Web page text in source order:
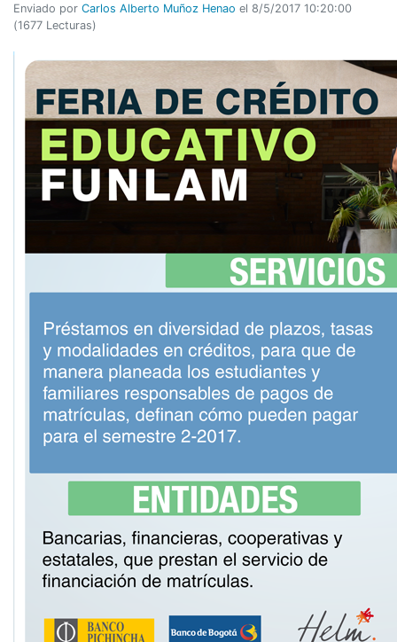
Enviado por Carlos Alberto Muñoz Henao el 8/5/2017 10:20:00
(1677 Lecturas)